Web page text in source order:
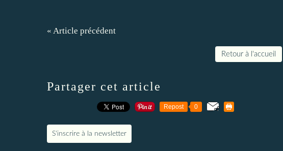
« Article précédent
Retour à l'accueil
Partager cet article
Repost 0
S'inscrire à la newsletter